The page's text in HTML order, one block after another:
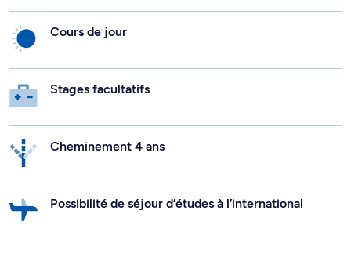
Cours de jour
Stages facultatifs
Cheminement 4 ans
Possibilité de séjour d’études à l’international